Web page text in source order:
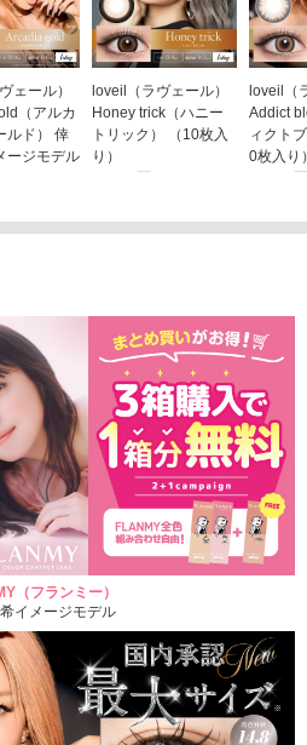
ェール）
（アルカ
ルド） 倖
ージモデル
loveil（ラヴェール）
Honey trick（ハニー
トリック） （10枚入
り）
loveil（
Addict
ィクト
0枚入り
（フランミー）
イメージモデル